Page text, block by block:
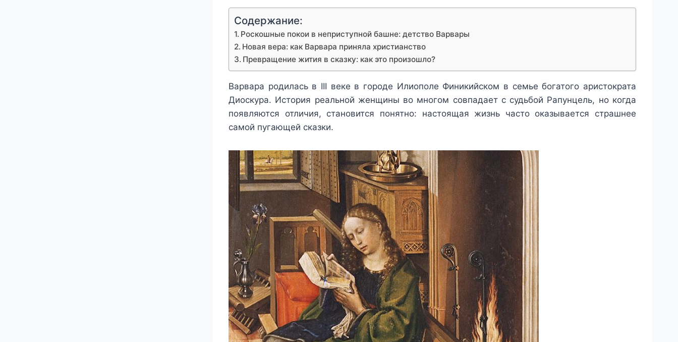
Содержание:
Роскошные покои в неприступной башне: детство Варвары
Новая вера: как Варвара приняла христианство
Превращение жития в сказку: как это произошло?
Варвара родилась в III веке в городе Илиополе Финикийском в семье богатого аристократа
Диоскура. История реальной женщины во многом совпадает с судьбой Рапунцель, но когда
появляются отличия, становится понятно: настоящая жизнь часто оказывается страшнее
самой пугающей сказки.